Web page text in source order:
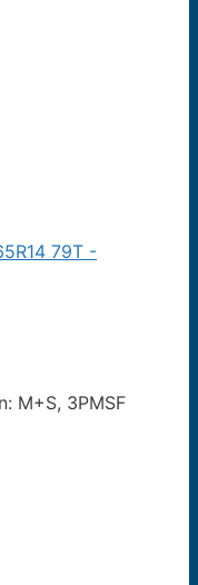
79T -
M+S, 3PMSF